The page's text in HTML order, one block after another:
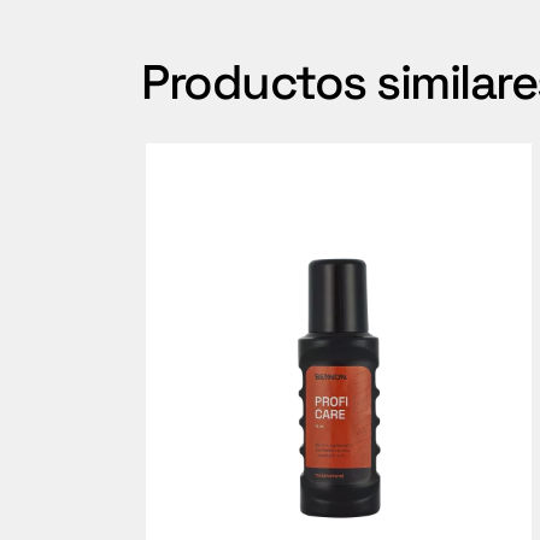
Productos